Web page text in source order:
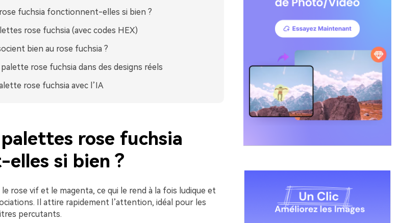
fuchsia fonctionnent-elles si bien ?
rose fuchsia (avec codes HEX)
bien au rose fuchsia ?
rose fuchsia dans des designs réels
rose fuchsia avec l’IA
rose fuchsia
si bien ?
rose vif et le magenta, ce qui le rend à la fois ludique et
Il attire rapidement l’attention, idéal pour les
percutants.